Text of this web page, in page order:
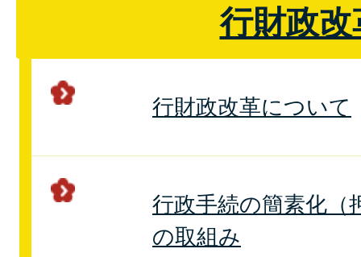
行財政改
行財政改革について
行政手続の簡素化（
の取組み